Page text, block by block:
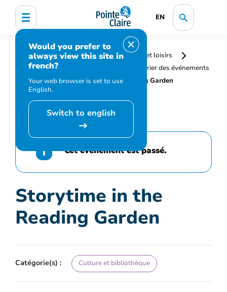
EN
Would you prefer to
always view this site in
french?
Your web browser is set to use
English.
Switch to english
Accueil
Bibliothèque, culture, sports et loisirs
Programmation et inscription
Calendrier des événements
et activités
Storytime in the Reading Garden
Cet événement est passé.
Storytime in the
Reading Garden
Catégorie(s) : Culture et bibliothèque